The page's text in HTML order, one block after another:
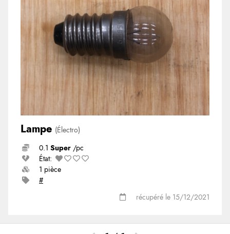
Lampe (Électro)
0.1 Super /pc
État:
1 pièce
#
récupéré le 15/12/2021